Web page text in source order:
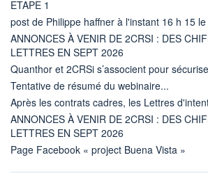
ETAPE 1
post de Philippe haffner à l'instant 16 h 15
ANNONCES À VENIR DE 2CRSI : DES
LETTRES EN SEPT 2026
Quanthor et 2CRSi s’associent pour
Tentative de résumé du webinaire...
Après les contrats cadres, les Lettres
ANNONCES À VENIR DE 2CRSI : DES
LETTRES EN SEPT 2026
Page Facebook « project Buena Vista »